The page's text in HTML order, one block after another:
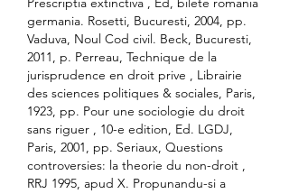
germania. Rosetti, Bucuresti, 2004, pp.
Vaduva, Noul Cod civil. Beck, Bucuresti,
2011, p. Perreau, Technique de la
jurisprudence en droit prive , Librairie
des sciences politiques & sociales, Paris,
1923, pp. Pour une sociologie du droit
sans riguer , 10-e edition, Ed. LGDJ,
Paris, 2001, pp. Seriaux, Questions
controversies: la theorie du non-droit ,
RRJ 1995, apud X. Propunandu-si a